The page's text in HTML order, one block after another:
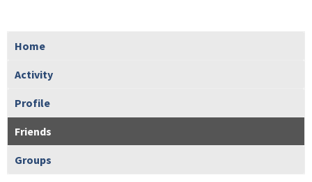
Home
Activity
Profile
Friends
Groups